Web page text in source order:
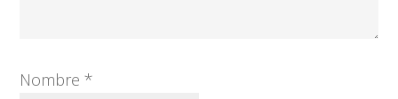
Nombre*